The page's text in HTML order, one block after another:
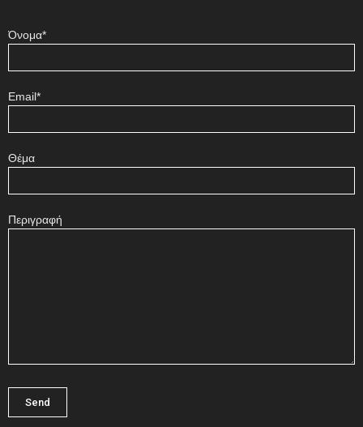
Όνομα*
Email*
Θέμα
Περιγραφή